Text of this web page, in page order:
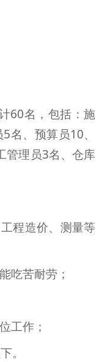
60名，包括：施
5名、预算员10、
管理员3名、仓库
程造价、测量等
吃苦耐劳；
工作；
。